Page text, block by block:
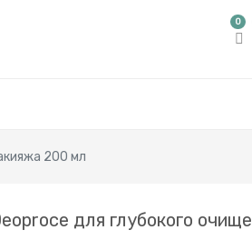
0
200 мл
для глубокого